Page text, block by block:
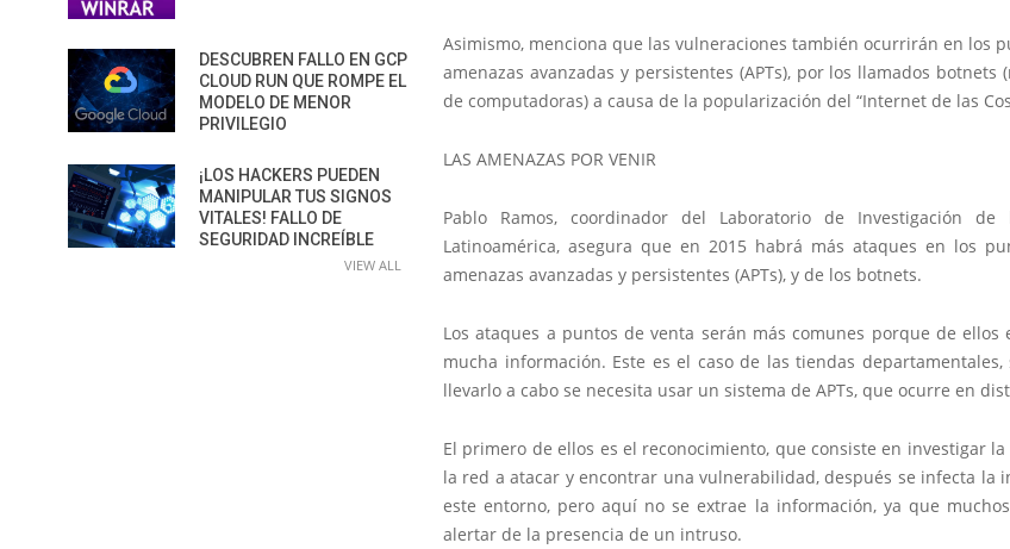
Asimismo, menciona que las vulneraciones también ocurrirán en los
amenazas avanzadas y persistentes (APTs), por los llamados botnets
de computadoras) a causa de la popularización del “Internet de las
LAS AMENAZAS POR VENIR
Pablo Ramos, coordinador del Laboratorio de Investigación
Latinoamérica, asegura que en 2015 habrá más ataques en los
amenazas avanzadas y persistentes (APTs), y de los botnets.
Los ataques a puntos de venta serán más comunes porque de ellos
mucha información. Este es el caso de las tiendas departamentales,
llevarlo a cabo se necesita usar un sistema de APTs, que ocurre en
El primero de ellos es el reconocimiento, que consiste en investigar
la red a atacar y encontrar una vulnerabilidad, después se infecta la
este entorno, pero aquí no se extrae la información, ya que
alertar de la presencia de un intruso.
DESCUBREN FALLO EN GCP
CLOUD RUN QUE ROMPE EL
MODELO DE MENOR
PRIVILEGIO
¡LOS HACKERS PUEDEN
MANIPULAR TUS SIGNOS
VITALES! FALLO DE
SEGURIDAD INCREÍBLE
VIEW ALL